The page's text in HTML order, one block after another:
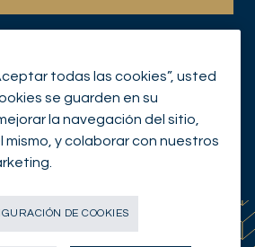
Mirabaud Group 2026
todas las cookies”, usted
se guarden en su
la navegación del sitio,
mismo, y colaborar con nuestros
DE COOKIES